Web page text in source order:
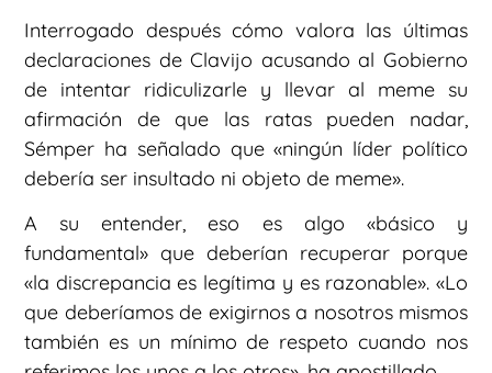
Interrogado después cómo valora las últimas
declaraciones de Clavijo acusando al Gobierno
de intentar ridiculizarle y llevar al meme su
afirmación de que las ratas pueden nadar,
Sémper ha señalado que «ningún líder político
debería ser insultado ni objeto de meme».
A su entender, eso es algo «básico y
fundamental» que deberían recuperar porque
«la discrepancia es legítima y es razonable». «Lo
que deberíamos de exigirnos a nosotros mismos
también es un mínimo de respeto cuando nos